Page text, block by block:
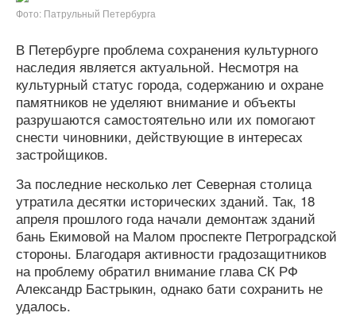
Фото: Патрульный Петербурга
В Петербурге проблема сохранения культурного
наследия является актуальной. Несмотря на
культурный статус города, содержанию и охране
памятников не уделяют внимание и объекты
разрушаются самостоятельно или их помогают
снести чиновники, действующие в интересах
застройщиков.
За последние несколько лет Северная столица
утратила десятки исторических зданий. Так, 18
апреля прошлого года начали демонтаж зданий
бань Екимовой на Малом проспекте Петроградской
стороны. Благодаря активности градозащитников
на проблему обратил внимание глава СК РФ
Александр Бастрыкин, однако бати сохранить не
удалось.